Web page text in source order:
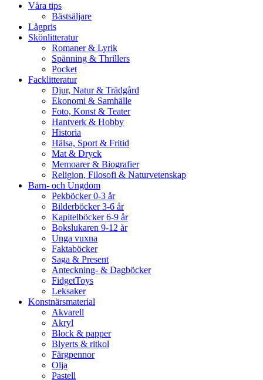
Våra tips
Bästsäljare
Lågpris
Skönlitteratur
Romaner & Lyrik
Spänning & Thrillers
Pocket
Facklitteratur
Djur, Natur & Trädgård
Ekonomi & Samhälle
Foto, Konst & Teater
Hantverk & Hobby
Historia
Hälsa, Sport & Fritid
Mat & Dryck
Memoarer & Biografier
Religion, Filosofi & Naturvetenskap
Barn- och Ungdom
Pekböcker 0-3 år
Bilderböcker 3-6 år
Kapitelböcker 6-9 år
Bokslukaren 9-12 år
Unga vuxna
Faktaböcker
Saga & Present
Anteckning- & Dagböcker
FidgetToys
Leksaker
Konstnärsmaterial
Akvarell
Akryl
Block & papper
Blyerts & ritkol
Färgpennor
Olja
Pastell